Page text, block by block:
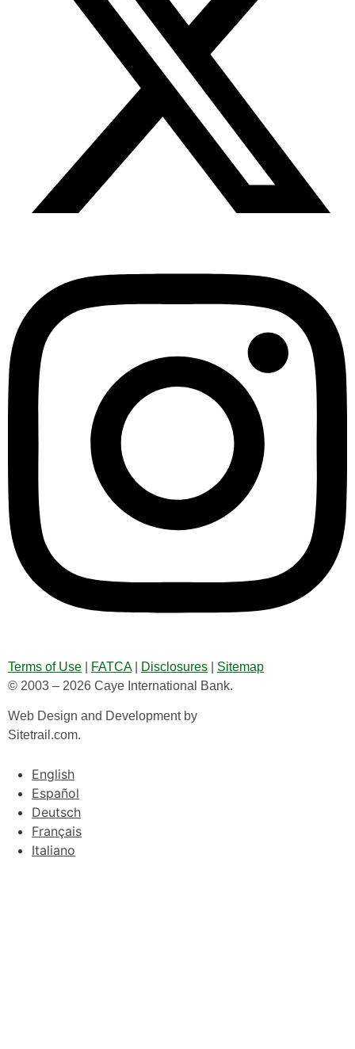
Terms of Use FATCA| Disclosures
Sitemap
© 2003 – 2026 Caye International Bank.
Web Design and Development by
Sitetrail.com.
English
Español
Deutsch
Français
Italiano